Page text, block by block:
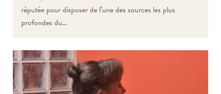
réputée pour disposer de l’une des sources les plus
profondes du…